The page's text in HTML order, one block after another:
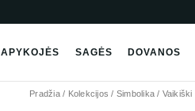
APYKOJĖS SAGĖS DOVANOS
Pradžia / Kolekcijos / Simbolika / Vaikiški
Original
el.